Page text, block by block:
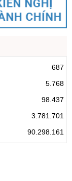
687
5.768
98.437
3.781.701
90.298.161